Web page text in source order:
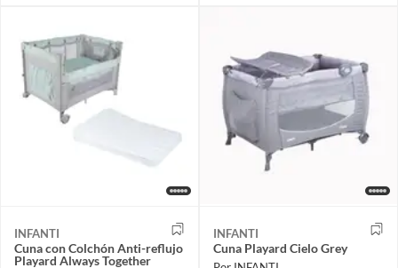
INFANTI
Cuna con Colchón Anti-reflujo
Playard Always Together
INFANTI
Cuna Playard Cielo Grey